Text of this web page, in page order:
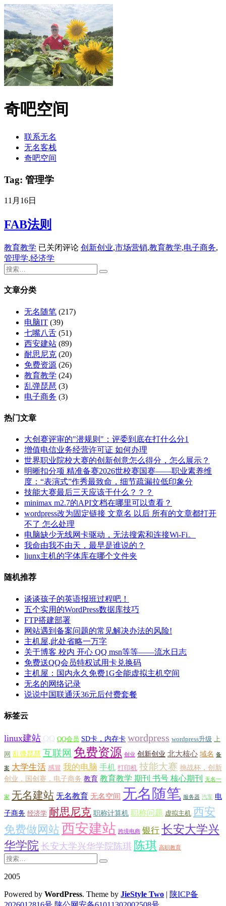
奇吧空间
联系无名
无名客栈
奇吧空间
Tag: 管理学
11月16日
FAB法则
教育教学 FAB
法
则
已关闭评论 创新创业,市场营销,教育教学,电子商务,
管理学,经济学
文章分类
无名随笔 (217)
电脑IT (39)
七嘴八舌 (51)
西安建站 (89)
耐思尼克 (20)
免费资源 (26)
教育教学 (24)
乱弹琵琶 (3)
电子商务 (3)
热门文章
大创赛评审的"潜规则"：评委到底在打什么分1
增值电信业务经营许可证 如何办理
世界职业院校大赛的创新创意怎么得分，怎么展示？
明晰扣分项 精准备赛2026世校赛国赛——职业素养维
度：“表演式”作秀最致命，细节疏漏拉低印象分
技能大赛最后三天应该干什么？？？
minimax m2.7的API文档在哪里可以查看？
wordpress改为固定链接 文章名 以后 所有的文章都打开
不了 怎么处理
电脑缺少无线网卡驱动，无法搜索和连接Wi-Fi。
我命由我不由天，最早是谁说的？
liunx主机的字体库在哪个文件夹
随机推荐
谈谈孩子的英语报班过程吧！
五个实用的WordPress数据库技巧
FTP搭建部署
网站遇到备案问题的常见解决办法的风险!
主机屋,此处省略一万字
关于博客 校内 开心 QQ msn等等——流水日志
免费送QQ会员特权试用卡兑换码
主机屋：国内永久免费1G全能虚拟主机空间
无名的网络记录
说说中国联通沃36元后付费套餐
标签云
linux建站 QQ QQ会员 SD卡，内存卡 wordpress wordpress升级 上
网 乱弹琵琶 互联网 免费资源 创业 创新创业 北大核心 域名 备
案 大学生活 感冒 我的电脑 手机 打印机 技能大赛 挑战杯，创新
创业，国创赛，电子商务 教育 教育教学 期刊 书号 核心期刊 无名一
家 无名建站 无名教育 无名空间 无名随笔 服务器 汽车 电
子商务 经济学 耐思尼克 职称计算机 职称问题 虚拟主机 西安
免费做网站 西安建站 跨境电商 银行 长安大学兴
华学院 长安大学兴华学院陈琪 陈琪 高职教育
2005
Powered by WordPress. Theme by JieStyle Two | 陕ICP备